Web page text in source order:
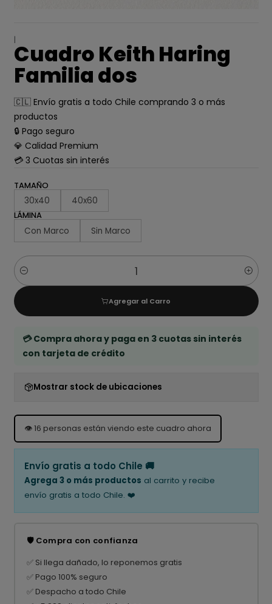
|
Cuadro Keith Haring
Familia dos
🇨🇱 Envío gratis a todo Chile comprando 3 o más
productos
🔒 Pago seguro
💎 Calidad Premium
💳 3 Cuotas sin interés
TAMAÑO
30x40 40x60
LÁMINA
Con Marco Sin Marco
Cantidad
Agregar al Carro
💳 Compra ahora y paga en 3 cuotas sin interés
con tarjeta de crédito
Mostrar stock de ubicaciones
👁️16 personas están viendo este cuadro ahora
Envío gratis a todo Chile 🚚
Agrega 3 o más productos al carrito y recibe
envío gratis a todo Chile. ❤️
🛡️ Compra con confianza
✅ Si llega dañado, lo reponemos gratis
✅ Pago 100% seguro
✅ Despacho a todo Chile